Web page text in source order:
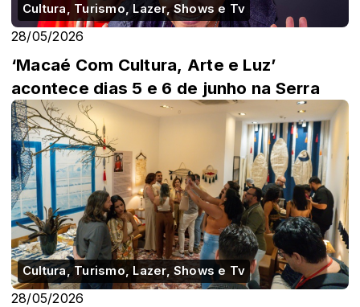
Cultura, Turismo, Lazer, Shows e Tv
28/05/2026
‘Macaé Com Cultura, Arte e Luz’
acontece dias 5 e 6 de junho na Serra
Cultura, Turismo, Lazer, Shows e Tv
28/05/2026